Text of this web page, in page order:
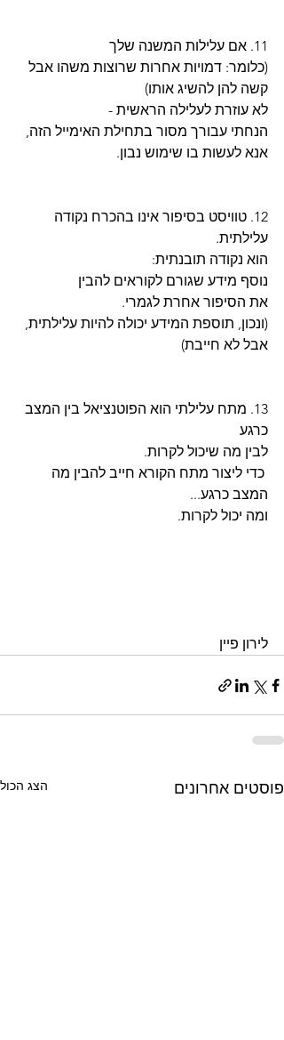
11. אם עלילות המשנה שלך
(כלומר: דמויות אחרות שרוצות משהו אבל
קשה להן להשיג אותו)
לא עוזרת לעלילה הראשית -
הנחתי עבורך מסור בתחילת האימייל הזה,
אנא לעשות בו שימוש נבון.
12. טוויסט בסיפור אינו בהכרח נקודה
עלילתית.
הוא נקודה תובנתית:
נוסף מידע שגורם לקוראים להבין
את הסיפור אחרת לגמרי.
(ונכון, תוספת המידע יכולה להיות עלילתית,
אבל לא חייבת)
13. מתח עלילתי הוא הפוטנציאל בין המצב
כרגע
לבין מה שיכול לקרות.
כדי ליצור מתח הקורא חייב להבין מה
המצב כרגע...
ומה יכול לקרות.
לירון פיין
פוסטים אחרונים הצג הכול